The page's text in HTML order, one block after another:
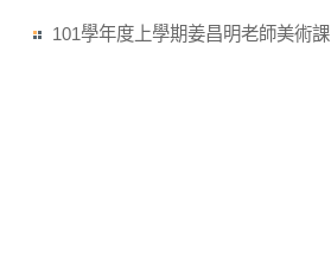
101學年度上學期姜昌明老師美術課